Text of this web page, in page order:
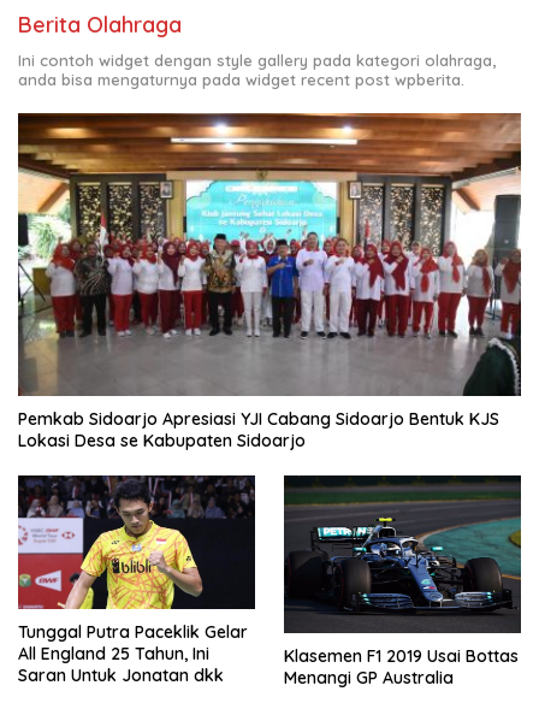
Berita Olahraga
Ini contoh widget dengan style gallery pada kategori olahraga,
anda bisa mengaturnya pada widget recent post wpberita.
Pemkab Sidoarjo Apresiasi YJI Cabang Sidoarjo Bentuk KJS
Lokasi Desa se Kabupaten Sidoarjo
Tunggal Putra Paceklik Gelar
All England 25 Tahun, Ini
Saran Untuk Jonatan dkk
Klasemen F1 2019 Usai Bottas
Menangi GP Australia